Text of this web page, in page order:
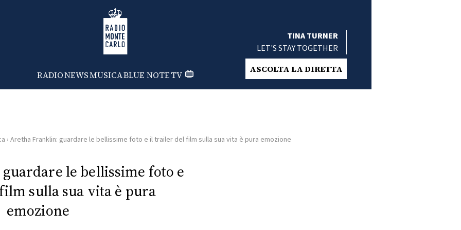
Radio Monte Carlo
RADIONEWSMUSICABLUE NOTETV
TINA TURNER
LET'S STAY TOGETHER
ASCOLTA LA DIRETTA
› Aretha Franklin: guardare le bellissime foto e il trailer del film sulla sua vita è pura emozione
le bellissime foto e
sulla sua vita è pura
emozione